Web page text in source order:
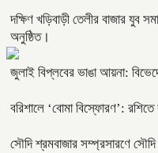
দক্ষিণ খড়িবাড়ী তেলীর বাজার
অনুষ্ঠিত।
জুলাই বিপ্লবের ভাঙা আয়না:
বরিশালে ‘বোমা বিস্ফোরণ’: রশিতে
সৌদি শ্রমবাজার সম্প্রসারণে